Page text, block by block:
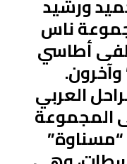
ورشيد
ناس
أطاسي
وآخرون.
العربي
المجموعة